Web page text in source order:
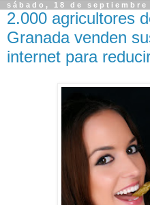
sábado, 18 de septiembre
2.000 agricultores
Granada venden
internet para